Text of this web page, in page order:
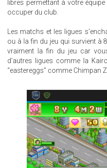
libres permettant à votre
occuper du club.
Les matchs et les ligues
ou à la fin du jeu qui survient à
vraiment la fin du jeu car
d'autres ligues comme la
“eastereggs” comme Chimpan Z.